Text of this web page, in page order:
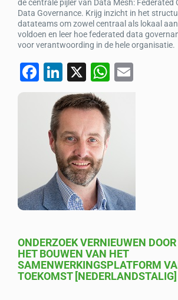
de centrale pijler van Data Mesh: Federated
Data Governance. Krijg inzicht in het
datateams om zowel centraal als lokaal
voldoen en leer hoe federated data
voor verantwoording in de hele organisatie.
F
a
e
b
o
k
Li
n
k
e
dI
n
X W
h
at
s
p
ONDERZOEK VERNIEUWEN
HET BOUWEN VAN HET
SAMENWERKINGSPLATFORM
TOEKOMST [NEDERLANDSTALIG]